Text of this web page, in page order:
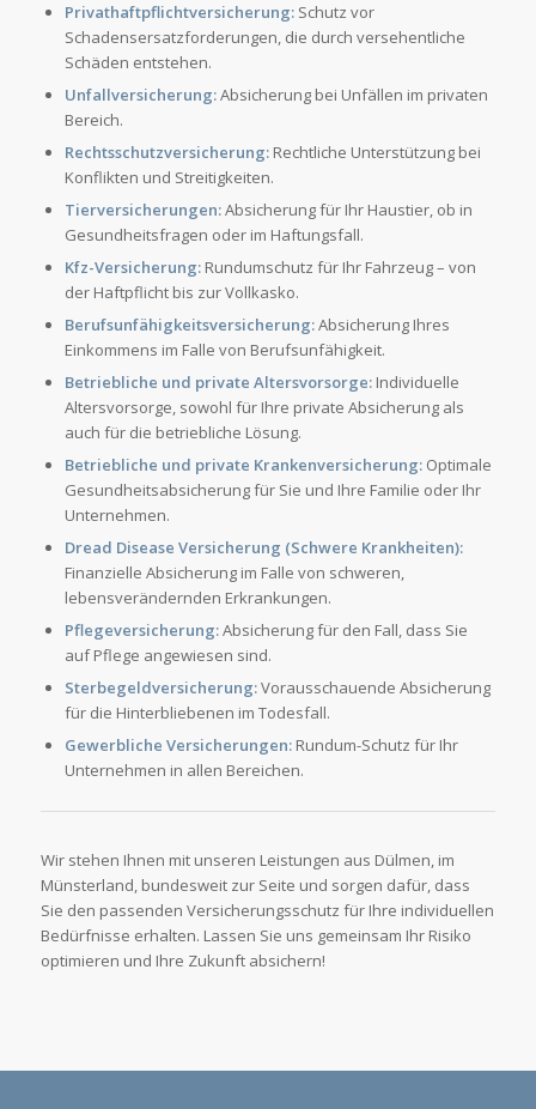
Privathaftpflichtversicherung:Schutz vor
Schadensersatzforderungen, die durch versehentliche
Schäden entstehen.
Unfallversicherung:Absicherung bei Unfällen im privaten
Bereich.
Rechtsschutzversicherung:Rechtliche Unterstützung bei
Konflikten und Streitigkeiten.
Tierversicherungen:Absicherung für Ihr Haustier, ob in
Gesundheitsfragen oder im Haftungsfall.
Kfz-Versicherung:Rundumschutz für Ihr Fahrzeug – von
der Haftpflicht bis zur Vollkasko.
Berufsunfähigkeitsversicherung:Absicherung Ihres
Einkommens im Falle von Berufsunfähigkeit.
Betriebliche und private Altersvorsorge:Individuelle
Altersvorsorge, sowohl für Ihre private Absicherung als
auch für die betriebliche Lösung.
Betriebliche und private Krankenversicherung:Optimale
Gesundheitsabsicherung für Sie und Ihre Familie oder Ihr
Unternehmen.
Dread Disease Versicherung (Schwere Krankheiten):
Finanzielle Absicherung im Falle von schweren,
lebensverändernden Erkrankungen.
Pflegeversicherung:Absicherung für den Fall, dass Sie
auf Pflege angewiesen sind.
Sterbegeldversicherung:Vorausschauende Absicherung
für die Hinterbliebenen im Todesfall.
Gewerbliche Versicherungen:Rundum-Schutz für Ihr
Unternehmen in allen Bereichen.
Wir stehen Ihnen mit unseren Leistungen aus Dülmen, im
Münsterland, bundesweit zur Seite und sorgen dafür, dass
Sie den passenden Versicherungsschutz für Ihre individuellen
Bedürfnisse erhalten. Lassen Sie uns gemeinsam Ihr Risiko
optimieren und Ihre Zukunft absichern!